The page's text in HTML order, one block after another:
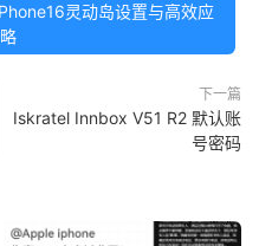
灵动岛设置与高效应
下一篇
Iskratel Innbox V51 R2 默认账
号密码